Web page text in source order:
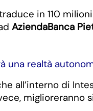
in 110
AziendaBanca
una realtà
all’interno di
miglioreranno